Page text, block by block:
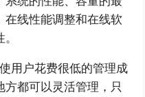
在线性能调整和在线软
用户花费很低的管理成
都可以灵活管理，只